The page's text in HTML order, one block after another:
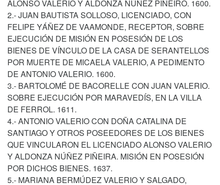
ALONSO VALERIO Y ALDONZA NÚÑEZ PIÑEIRO. 1600.
2.- JUAN BAUTISTA SOLLOSO, LICENCIADO, CON
FELIPE YÁÑEZ DE VAAMONDE, RECEPTOR, SOBRE
EJECUCIÓN DE MISIÓN EN POSESIÓN DE LOS
BIENES DE VÍNCULO DE LA CASA DE SERANTELLOS
POR MUERTE DE MICAELA VALERIO, A PEDIMENTO
DE ANTONIO VALERIO. 1600.
3.- BARTOLOMÉ DE BACORELLE CON JUAN VALERIO.
SOBRE EJECUCIÓN POR MARAVEDÍS, EN LA VILLA
DE FERROL. 1611.
4.- ANTONIO VALERIO CON DOÑA CATALINA DE
SANTIAGO Y OTROS POSEEDORES DE LOS BIENES
QUE VINCULARON EL LICENCIADO ALONSO VALERIO
Y ALDONZA NÚÑEZ PIÑEIRA. MISIÓN EN POSESIÓN
POR DICHOS BIENES. 1637.
5.- MARIANA BERMÚDEZ VALERIO Y SALGADO,